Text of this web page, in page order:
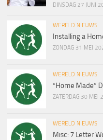
DINSDAG 27 JUNI
WERELD NIEUWS
Installing a
ZONDAG 31 MEI
WERELD NIEUWS
“Home Made”
ZATERDAG 30 MEI
WERELD NIEUWS
Misc: 7 Letter